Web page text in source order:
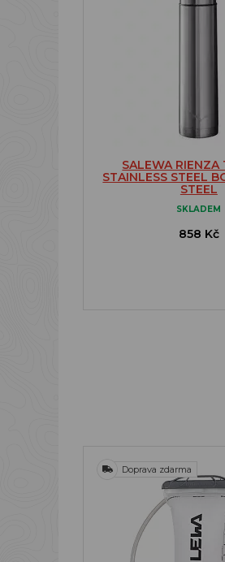
SALEWA RIENZA
STAINLESS STEEL
STEEL
SKLADEM
858 Kč
Doprava zdarma